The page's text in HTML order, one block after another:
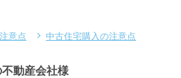
意点 中古住宅購入の注意点
動産会社様